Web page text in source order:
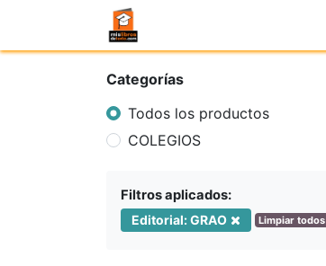
Categorías
Todos los productos
COLEGIOS
Filtros aplicados:
Editorial: GRAO Limpiar todos